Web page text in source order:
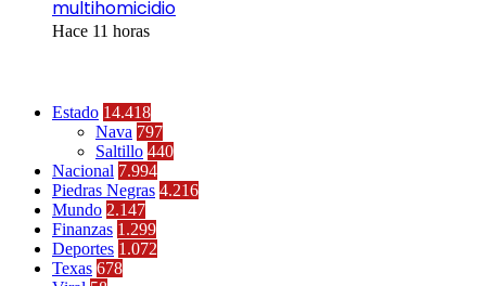
multihomicidio
Hace 11 horas
Estado 14.418
Nava 797
Saltillo 440
Nacional 7.994
Piedras Negras 4.216
Mundo 2.147
Finanzas 1.299
Deportes 1.072
Texas 678